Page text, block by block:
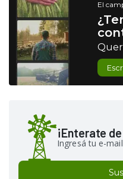
El
¡Enterate
Ingresá tu e-